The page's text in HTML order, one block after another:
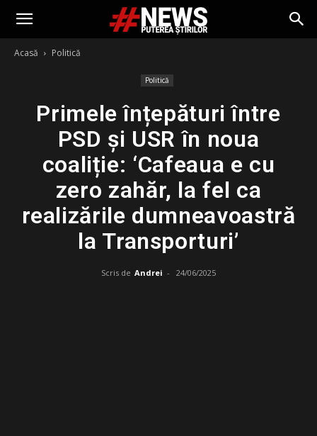
Acasă Politică
Politică
Primele înțepături între
PSD și USR în noua
coaliție: ‘Cafeaua e cu
zero zahăr, la fel ca
realizările dumneavoastră
la Transporturi’
Scris de Andrei - 24/06/2025